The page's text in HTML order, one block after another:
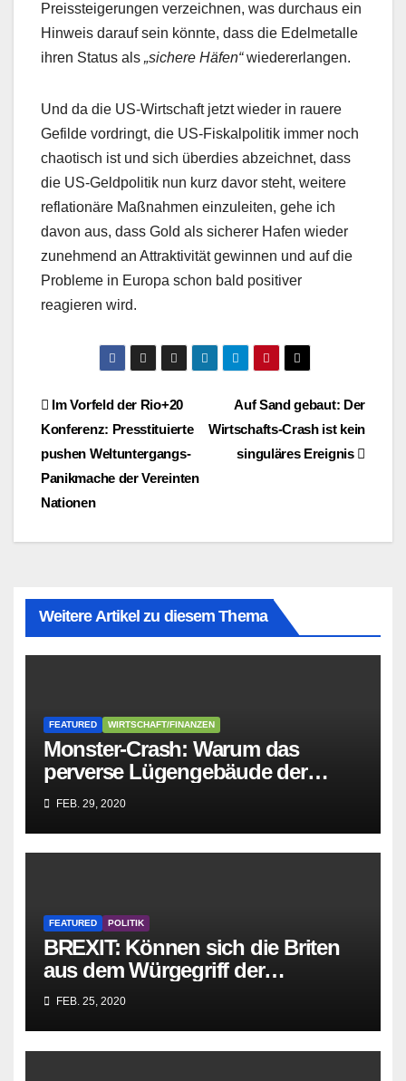
Preissteigerungen verzeichnen, was durchaus ein
Hinweis darauf sein könnte, dass die Edelmetalle
ihren Status als „sichere Häfen“wiedererlangen.
Und da die US-Wirtschaft jetzt wieder in rauere
Gefilde vordringt, die US-Fiskalpolitik immer noch
chaotisch ist und sich überdies abzeichnet, dass
die US-Geldpolitik nun kurz davor steht, weitere
reflationäre Maßnahmen einzuleiten, gehe ich
davon aus, dass Gold als sicherer Hafen wieder
zunehmend an Attraktivität gewinnen und auf die
Probleme in Europa schon bald positiver
reagieren wird.
BeitragsnavigationAuf Sand gebaut: Der
Wirtschafts-Crash ist kein
singuläres Ereignis
Im Vorfeld der Rio+20
Konferenz: Presstituierte
pushen Weltuntergangs-
Panikmache der Vereinten
Nationen
Weitere Artikel zu diesem Thema
FEATURED WIRTSCHAFT/FINANZEN
Monster-Crash: Warum das
perverse Lügengebäude der
Sozialisten in sich
zusammenbricht!
FEB. 29, 2020
FEATURED POLITIK
BREXIT: Können sich die Briten
aus dem Würgegriff der
parasitären EU-Mafia befreien?
FEB. 25, 2020